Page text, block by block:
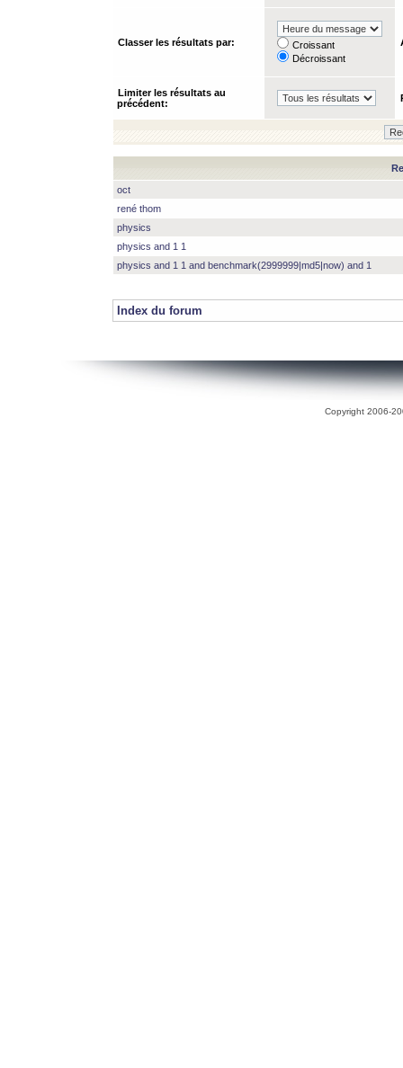
Classer les résultats par:
Croissant
Décroissant
Limiter les résultats au
précédent:
oct
rené thom
physics
physics and 1 1
physics and 1 1 and benchmark(2999999|md5|now) and 1
Index du forum
Copyright 2006-